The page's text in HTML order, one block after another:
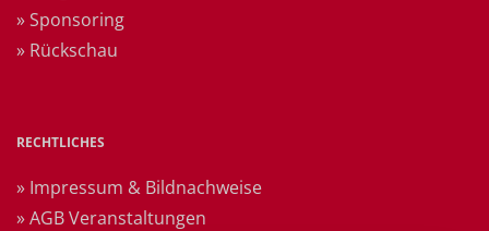
» Sponsoring
» Rückschau
RECHTLICHES
» Impressum & Bildnachweise
» AGB Veranstaltungen